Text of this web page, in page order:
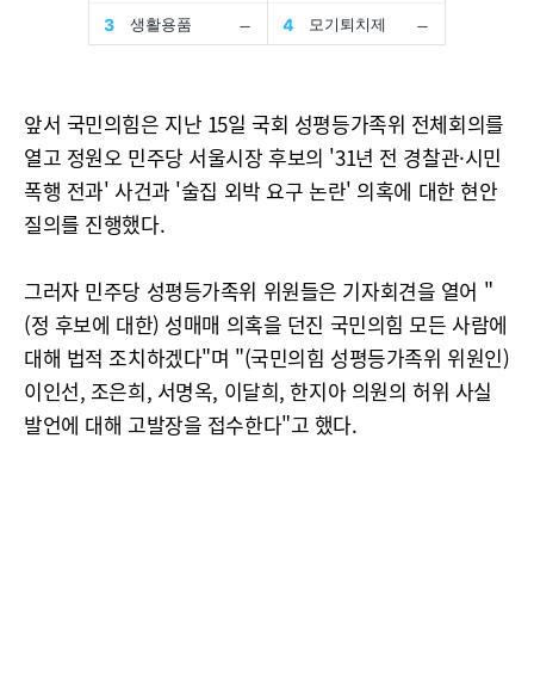
앞서 국민의힘은 지난 15일 국회 성평등가족위 전체회의를
열고 정원오 민주당 서울시장 후보의 '31년 전 경찰관·시민
폭행 전과' 사건과 '술집 외박 요구 논란' 의혹에 대한 현안
질의를 진행했다.
그러자 민주당 성평등가족위 위원들은 기자회견을 열어 "
(정 후보에 대한) 성매매 의혹을 던진 국민의힘 모든 사람에
대해 법적 조치하겠다"며 "(국민의힘 성평등가족위 위원인)
이인선, 조은희, 서명옥, 이달희, 한지아 의원의 허위 사실
발언에 대해 고발장을 접수한다"고 했다.